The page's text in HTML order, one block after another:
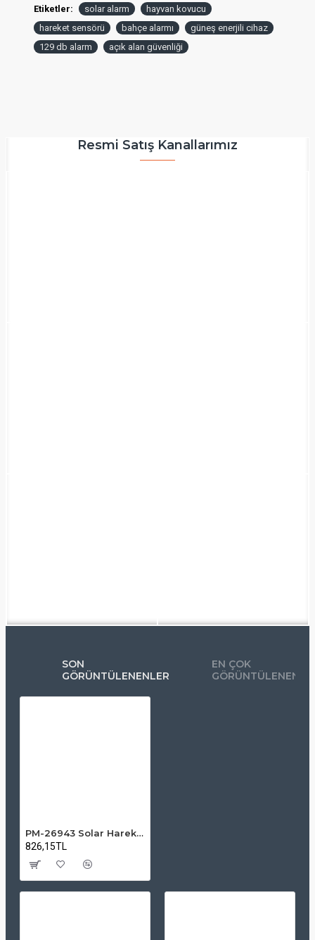
Etiketler: solar alarm
hayvan kovucu
hareket sensörü
bahçe alarmı
güneş enerjili cihaz
129 db alarm
açık alan güvenliği
Resmi Satış Kanallarımız
SON
GÖRÜNTÜLENENLER
EN ÇOK
PM-26943 Solar Hareket Sensörlü Hayvan Kovucu Alarm Cihazı – 129 dB
826,15TL